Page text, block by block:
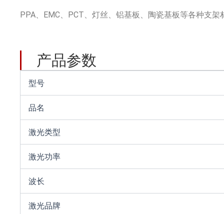
PPA、EMC、PCT、灯丝、铝基板、陶瓷基板等各种支架
产品参数
型号
品名
激光类型
激光功率
波长
激光品牌